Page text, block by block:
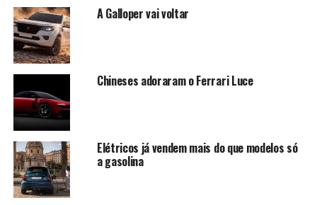
A Galloper vai voltar
Chineses adoraram o Ferrari Luce
Elétricos já vendem mais do que modelos só
a gasolina